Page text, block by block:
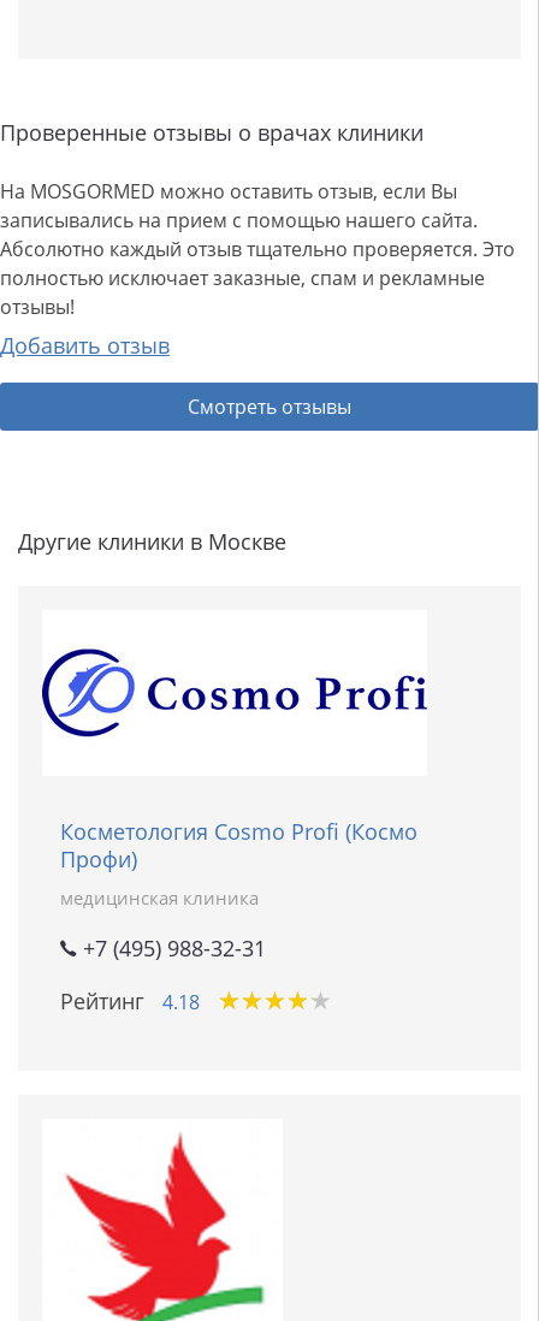
Проверенные отзывы о врачах клиники
На MOSGORMED можно оставить отзыв, если Вы
записывались на прием с помощью нашего сайта.
Абсолютно каждый отзыв тщательно проверяется. Это
полностью исключает заказные, спам и рекламные
отзывы!
Добавить отзыв
Смотреть отзывы
Другие клиники в Москве
Косметология Cosmo Profi (Космо
Профи)
медицинская клиника
+7 (495) 988-32-31
Рейтинг
4.18 ★★★★★
★★★★★